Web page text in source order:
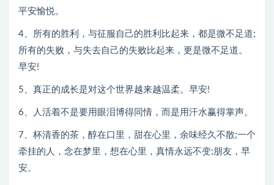
平安愉悦。
4、所有的胜利，与征服自己的胜利比起来，都是微不足道;
所有的失败，与失去自己的失败比起来，更是微不足道。
早安!
5、真正的成长是对这个世界越来越温柔。早安!
6、人活着不是要用眼泪博得同情，而是用汗水赢得掌声。
7、杯清香的茶，醇在口里，甜在心里，余味经久不散;一个
牵挂的人，念在梦里，想在心里，真情永远不变;朋友，早
安。